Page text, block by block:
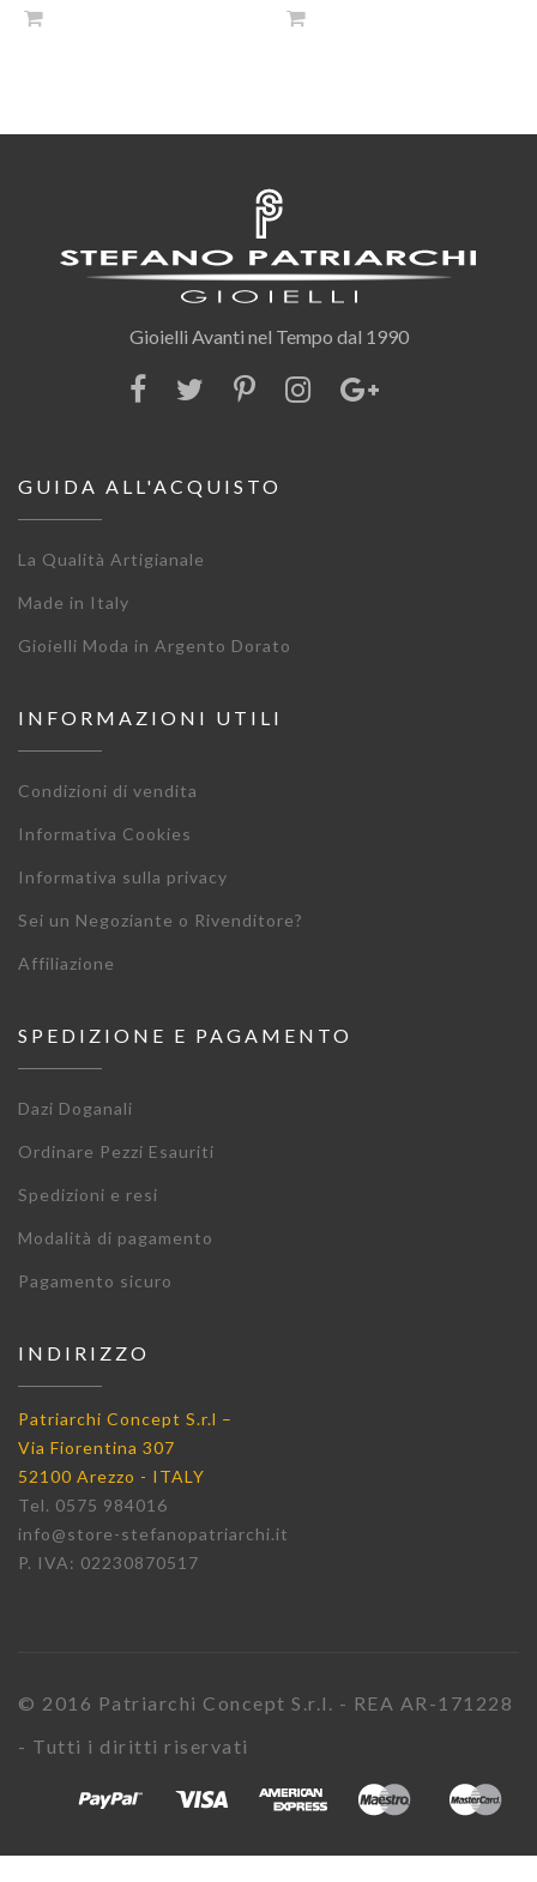
Gioielli Avanti nel Tempo dal 1990
GUIDA ALL'ACQUISTO
La Qualità Artigianale
Made in Italy
Gioielli Moda in Argento Dorato
INFORMAZIONI UTILI
Condizioni di vendita
Informativa Cookies
Informativa sulla privacy
Sei un Negoziante o Rivenditore?
Affiliazione
SPEDIZIONE E PAGAMENTO
Dazi Doganali
Ordinare Pezzi Esauriti
Spedizioni e resi
Modalità di pagamento
Pagamento sicuro
INDIRIZZO
Patriarchi Concept S.r.l –
Via Fiorentina 307
52100 Arezzo - ITALY
Tel. 0575 984016
info@store-stefanopatriarchi.it
P. IVA: 02230870517
© 2016 Patriarchi Concept S.r.l. - REA AR-171228
- Tutti i diritti riservati